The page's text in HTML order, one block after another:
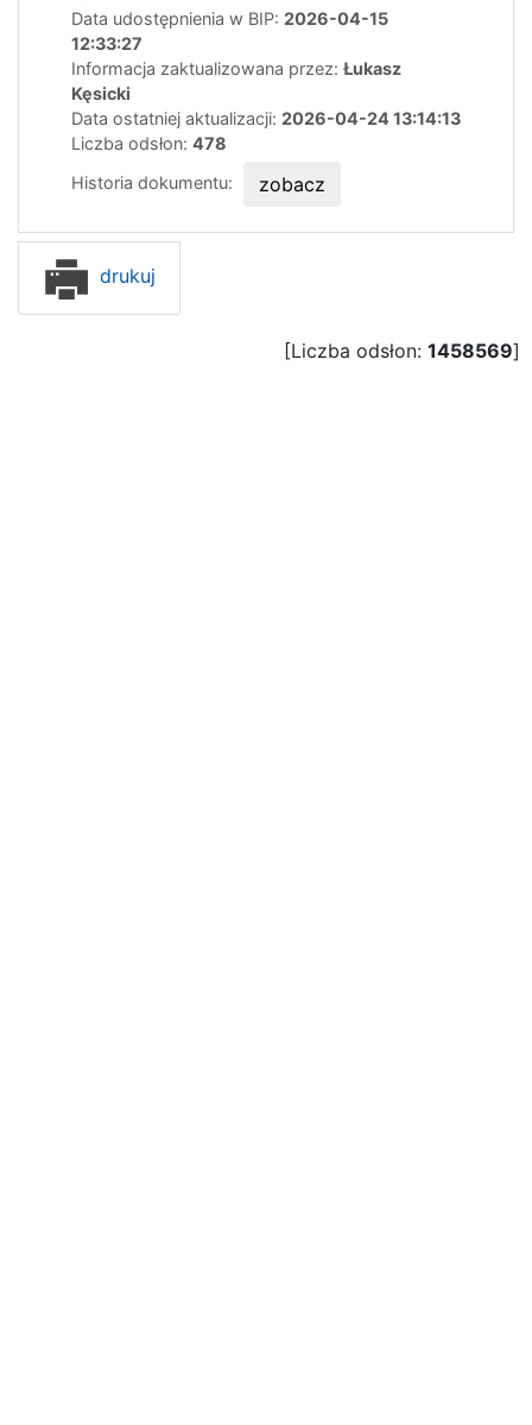
Data udostępnienia w BIP: 2026-04-15
12:33:27
Informacja zaktualizowana przez: Łukasz
Kęsicki
Data ostatniej aktualizacji: 2026-04-24 13:14:13
Liczba odsłon: 478
Historia dokumentu:
zobacz
drukuj
[Liczba odsłon: 1458569]